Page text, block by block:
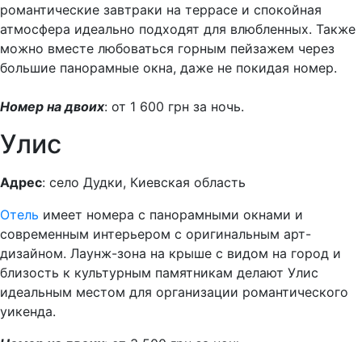
романтические завтраки на террасе и спокойная
атмосфера идеально подходят для влюбленных. Также
можно вместе любоваться горным пейзажем через
большие панорамные окна, даже не покидая номер.
Номер на двоих: от 1 600 грн за ночь.
Улис
Адрес: село Дудки, Киевская область
Отель имеет номера с панорамными окнами и
современным интерьером с оригинальным арт-
дизайном. Лаунж-зона на крыше с видом на город и
близость к культурным памятникам делают Улис
идеальным местом для организации романтического
уикенда.